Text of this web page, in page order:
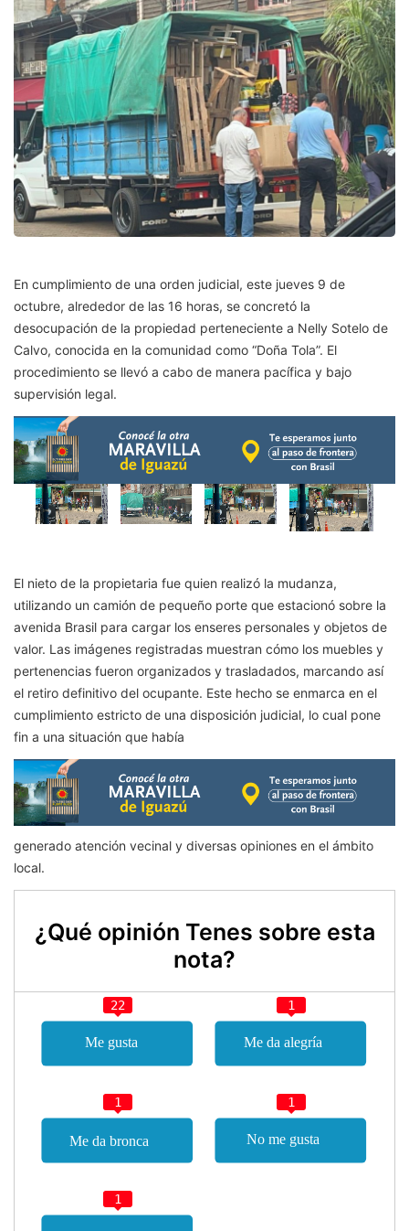
En cumplimiento de una orden judicial, este jueves 9 de
octubre, alrededor de las 16 horas, se concretó la
desocupación de la propiedad perteneciente a Nelly Sotelo de
Calvo, conocida en la comunidad como “Doña Tola”. El
procedimiento se llevó a cabo de manera pacífica y bajo
supervisión legal.
El nieto de la propietaria fue quien realizó la mudanza,
utilizando un camión de pequeño porte que estacionó sobre la
avenida Brasil para cargar los enseres personales y objetos de
valor. Las imágenes registradas muestran cómo los muebles y
pertenencias fueron organizados y trasladados, marcando así
el retiro definitivo del ocupante. Este hecho se enmarca en el
cumplimiento estricto de una disposición judicial, lo cual pone
fin a una situación que había
generado atención vecinal y diversas opiniones en el ámbito
local.
¿Qué opinión Tenes sobre esta
nota?
22 1
1 1
1